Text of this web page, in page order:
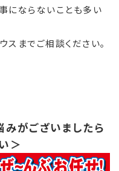
にならないことも多い
までご相談ください。
がございましたら
＞